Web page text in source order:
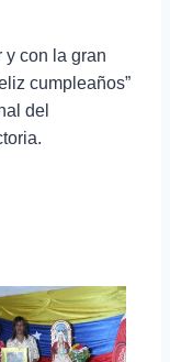
y con la gran
cumpleaños”
del